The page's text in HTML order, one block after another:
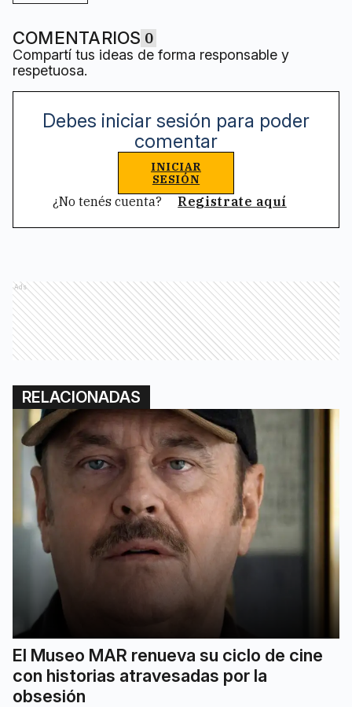
COMENTARIOS 0
Compartí tus ideas de forma responsable y
respetuosa.
Debes iniciar sesión para poder
comentar
INICIAR
SESIÓN
¿No tenés cuenta? Registrate aquí
Ads
RELACIONADAS
El Museo MAR renueva su ciclo de cine
con historias atravesadas por la
obsesión